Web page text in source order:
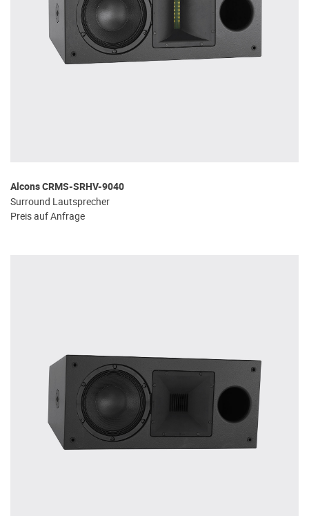
Alcons CRMS-SRHV-9040
Surround Lautsprecher
Preis auf Anfrage